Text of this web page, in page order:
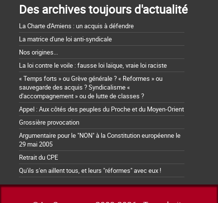
Des archives toujours d'actualité
La Charte d'Amiens : un acquis à défendre
La matrice d'une loi anti-syndicale
Nos origines...
La loi contre le voile : fausse loi laïque, vraie loi raciste
« Temps forts » ou Grève générale ? « Reformes » ou
sauvegarde des acquis ? Syndicalisme «
d'accompagnement » ou de lutte de classes ?
Appel : Aux côtés des peuples du Proche et du Moyen-Orient
Grossière provocation
Argumentaire pour le "NON" à la Constitution européenne le
29 mai 2005
Retrait du CPE
Qu'ils s'en aillent tous, et leurs "réformes" avec eux !